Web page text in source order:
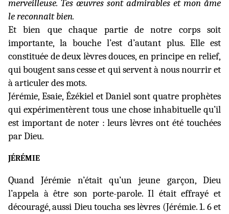
merveilleuse. Tes œuvres sont admirables et mon âme
le reconnaît bien.
Et bien que chaque partie de notre corps soit
importante, la bouche l’est d’autant plus. Elle est
constituée de deux lèvres douces, en principe en relief,
qui bougent sans cesse et qui servent à nous nourrir et
à articuler des mots.
Jérémie, Esaie, Ézékiel et Daniel sont quatre prophètes
qui expérimentèrent tous une chose inhabituelle qu’il
est important de noter : leurs lèvres ont été touchées
par Dieu.
JÉRÉMIE
Quand Jérémie n’était qu’un jeune garçon, Dieu
l’appela à être son porte-parole. Il était effrayé et
découragé, aussi Dieu toucha ses lèvres (Jérémie. 1. 6 et